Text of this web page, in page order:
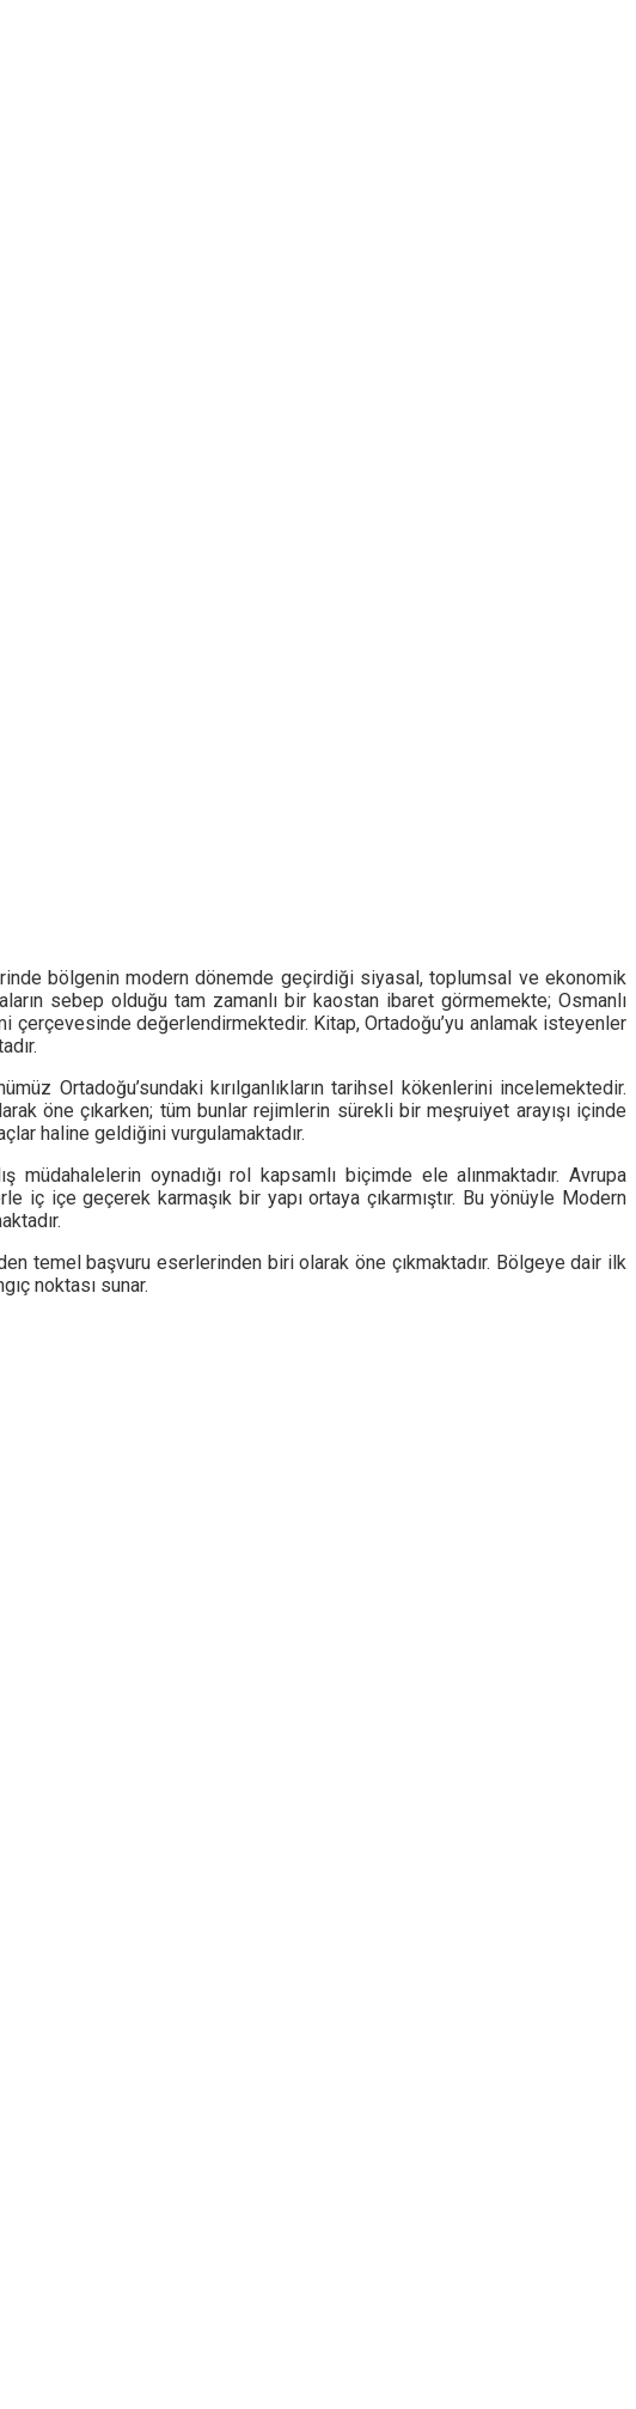
bölgenin modern dönemde geçirdiği siyasal, toplumsal ve ekonomik
sebep olduğu tam zamanlı bir kaostan ibaret görmemekte; Osmanlı
çerçevesinde değerlendirmektedir. Kitap, Ortadoğu’yu anlamak isteyenler
Ortadoğu’sundaki kırılganlıkların tarihsel kökenlerini incelemektedir.
öne çıkarken; tüm bunlar rejimlerin sürekli bir meşruiyet arayışı içinde
haline geldiğini vurgulamaktadır.
oynadığı rol kapsamlı biçimde ele alınmaktadır. Avrupa
içe geçerek karmaşık bir yapı ortaya çıkarmıştır. Bu yönüyle Modern
temel başvuru eserlerinden biri olarak öne çıkmaktadır. Bölgeye dair ilk
noktası sunar.